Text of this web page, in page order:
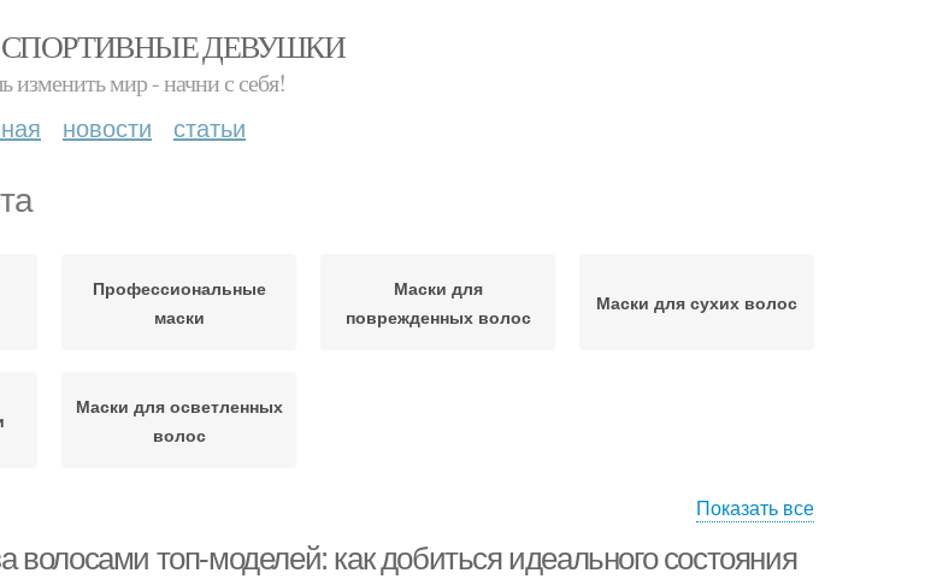
| СПОРТИВНЫЕ ДЕВУШКИ
изменить мир - начни с себя!
новости статьи
Профессиональные
маски
Маски для
поврежденных волос
Маски для сухих волос
Маски для осветленных
волос
Показать все
волосами топ-моделей: как добиться идеального состояния